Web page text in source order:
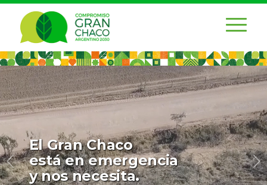
El Gran Chaco
está en emergencia
y nos necesita.
Posterior